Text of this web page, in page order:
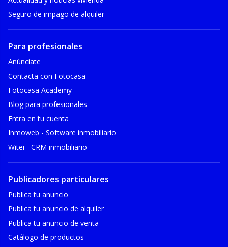
Seguro de impago de alquiler
Para profesionales
Anúnciate
Contacta con Fotocasa
Fotocasa Academy
Blog para profesionales
Entra en tu cuenta
Inmoweb - Software inmobiliario
Witei - CRM inmobiliario
Publicadores particulares
Publica tu anuncio
Publica tu anuncio de alquiler
Publica tu anuncio de venta
Catálogo de productos